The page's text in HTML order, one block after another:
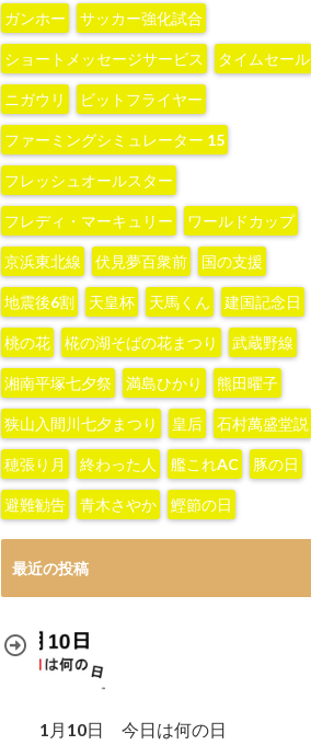
ガンホー サッカー強化試合
ショートメッセージサービス タイムセール
ニガウリ ビットフライヤー
ファーミングシミュレーター 15
フレッシュオールスター
フレディ・マーキュリー ワールドカップ
京浜東北線 伏見夢百衆前 国の支援
地震後6割 天皇杯 天馬くん 建国記念日
桃の花 椛の湖そばの花まつり 武蔵野線
湘南平塚七夕祭 満島ひかり 熊田曜子
狭山入間川七夕まつり 皇后 石村萬盛堂説
穂張り月 終わった人 艦これAC 豚の日
避難勧告 青木さやか 鰹節の日
最近の投稿
1月10日 今日は何の日